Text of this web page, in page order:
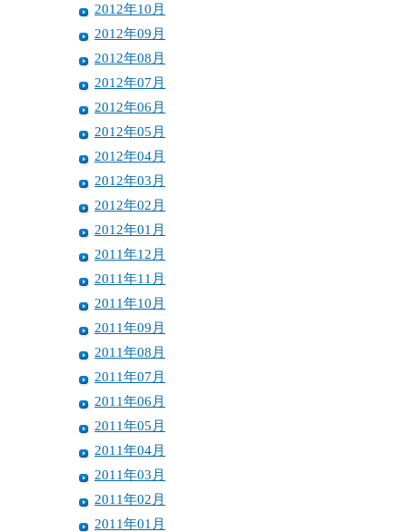
2012年10月
2012年09月
2012年08月
2012年07月
2012年06月
2012年05月
2012年04月
2012年03月
2012年02月
2012年01月
2011年12月
2011年11月
2011年10月
2011年09月
2011年08月
2011年07月
2011年06月
2011年05月
2011年04月
2011年03月
2011年02月
2011年01月